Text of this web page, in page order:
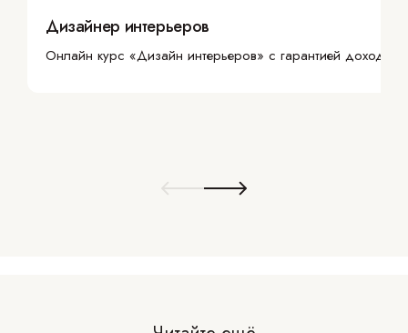
Дизайнер интерьеров
Онлайн курс «Дизайн интерьеров» с гарантией дохода